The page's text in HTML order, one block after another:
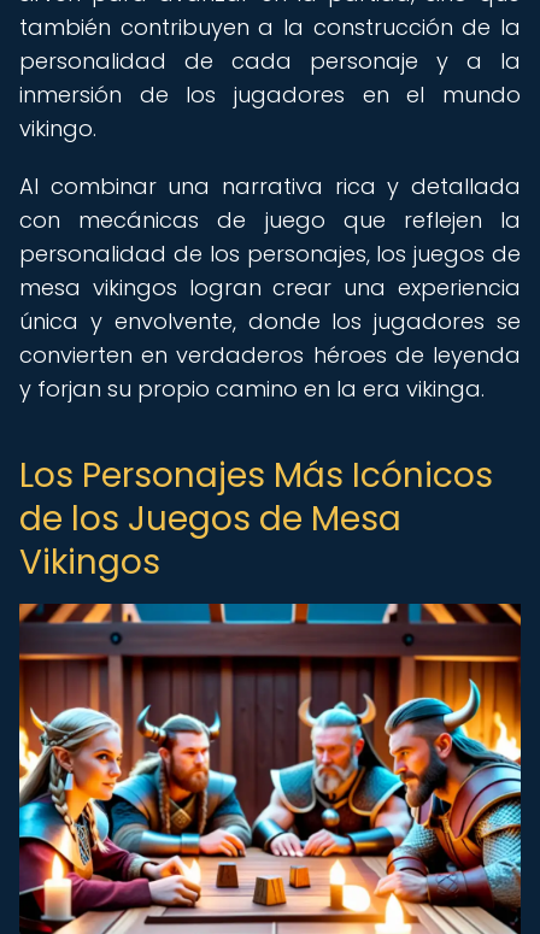
también contribuyen a la construcción de la
personalidad de cada personaje y a la
inmersión de los jugadores en el mundo
vikingo.
Al combinar una narrativa rica y detallada
con mecánicas de juego que reflejen la
personalidad de los personajes, los juegos de
mesa vikingos logran crear una experiencia
única y envolvente, donde los jugadores se
convierten en verdaderos héroes de leyenda
y forjan su propio camino en la era vikinga.
Los Personajes Más Icónicos
de los Juegos de Mesa
Vikingos